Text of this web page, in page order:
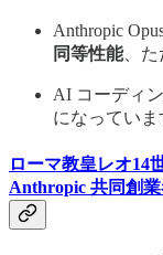
Anthropic
同等性能、た
AI コーディ
になっていま
ローマ教皇レオ14
Anthropic 共同創